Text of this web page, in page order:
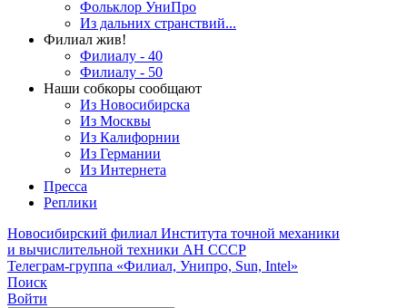
Фольклор УниПро
Из дальних странствий...
Филиал жив!
Филиалу - 40
Филиалу - 50
Наши собкоры сообщают
Из Новосибирска
Из Москвы
Из Калифорнии
Из Германии
Из Интернета
Пресса
Реплики
Новосибирский филиал Института точной механики
и вычислительной техники АН СССР
Телеграм-группа «Филиал, Унипро, Sun, Intel»
Поиск
Войти